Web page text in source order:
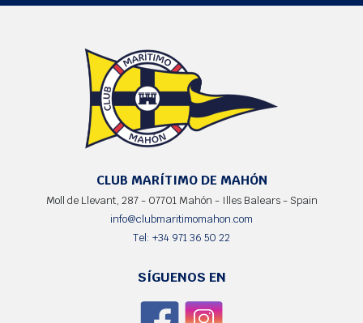
CLUB MARÍTIMO DE MAHÓN
Moll de Llevant, 287 - 07701 Mahón - Illes Balears - Spain
info@clubmaritimomahon.com
Tel: +34 971 36 50 22
SÍGUENOS EN